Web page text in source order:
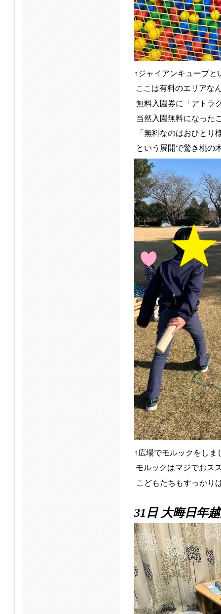
↑ジャイアンキューブ
ここは有料のエリアな
無料入園券に「アトラ
当然入園無料になった
「無料なのはおひとり
という展開で驚き桃の
↑広場でモルックをしま
モルックはマジでおス
こどもたちもすっかり
31日 大晦日年